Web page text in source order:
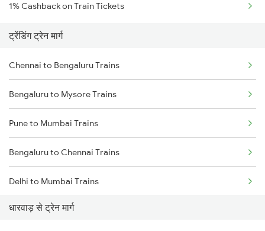
1% Cashback on Train Tickets
ट्रेंडिंग ट्रेन मार्ग
Chennai to Bengaluru Trains
Bengaluru to Mysore Trains
Pune to Mumbai Trains
Bengaluru to Chennai Trains
Delhi to Mumbai Trains
Mumbai to Pune Trains
धारवाड़ से ट्रेन मार्ग